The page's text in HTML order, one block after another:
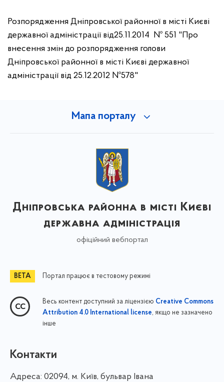
Розпорядження Дніпровської районної в місті Києві
державної адміністрації від25.11.2014 № 551 "Про
внесення змін до розпорядження голови
Дніпровської районної в місті Києві державної
адміністрації від 25.12.2012 №578"
Мапа порталу
Дніпровська районна в місті Києві
державна адміністрація
офіційний вебпортал
Портал працює в тестовому режимі
Весь контент доступний за ліцензією Creative Commons
Attribution 4.0 International license, якщо не зазначено
інше
Контакти
Адреса: 02094, м. Київ, бульвар Івана